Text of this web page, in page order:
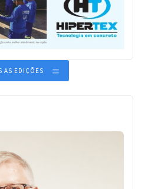
AS EDIÇÕES